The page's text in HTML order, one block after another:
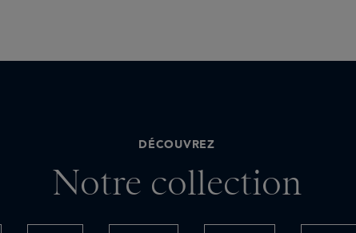
DÉCOUVREZ
Notre collection